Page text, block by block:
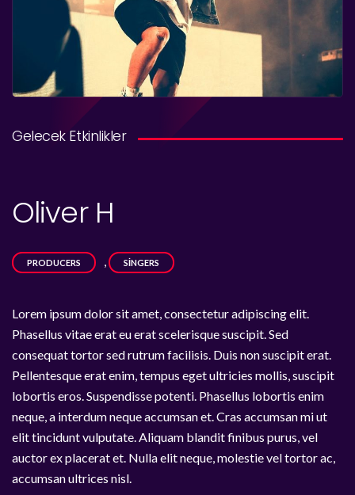
Gelecek Etkinlikler
Oliver H
PRODUCERS , SINGERS
Lorem ipsum dolor sit amet, consectetur adipiscing elit.
Phasellus vitae erat eu erat scelerisque suscipit. Sed
consequat tortor sed rutrum facilisis. Duis non suscipit erat.
Pellentesque erat enim, tempus eget ultricies mollis, suscipit
lobortis eros. Suspendisse potenti. Phasellus lobortis enim
neque, a interdum neque accumsan et. Cras accumsan mi ut
elit tincidunt vulputate. Aliquam blandit finibus purus, vel
auctor ex placerat et. Nulla elit neque, molestie vel tortor ac,
accumsan ultrices nisl.